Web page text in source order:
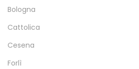
Bologna
Cattolica
Cesena
Forlì